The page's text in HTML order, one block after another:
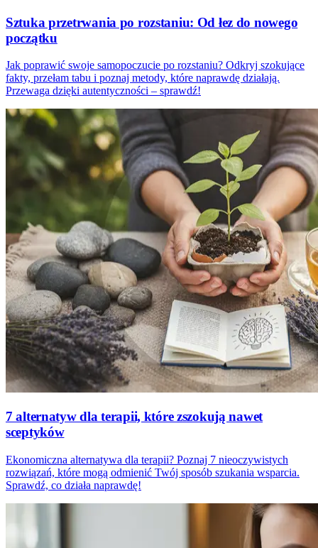
Sztuka przetrwania po rozstaniu: Od łez do nowego
początku
Jak poprawić swoje samopoczucie po rozstaniu? Odkryj szokujące
fakty, przełam tabu i poznaj metody, które naprawdę działają.
Przewaga dzięki autentyczności – sprawdź!
7 alternatyw dla terapii, które zszokują nawet
sceptyków
Ekonomiczna alternatywa dla terapii? Poznaj 7 nieoczywistych
rozwiązań, które mogą odmienić Twój sposób szukania wsparcia.
Sprawdź, co działa naprawdę!